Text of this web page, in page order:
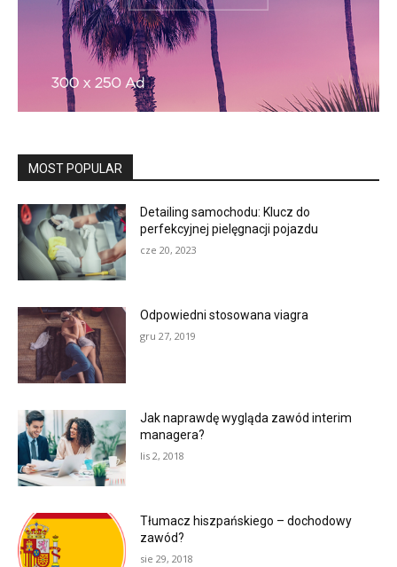
MOST POPULAR
Detailing samochodu: Klucz do
perfekcyjnej pielęgnacji pojazdu
cze 20, 2023
Odpowiedni stosowana viagra
gru 27, 2019
Jak naprawdę wygląda zawód interim
managera?
lis 2, 2018
Tłumacz hiszpańskiego – dochodowy
zawód?
sie 29, 2018